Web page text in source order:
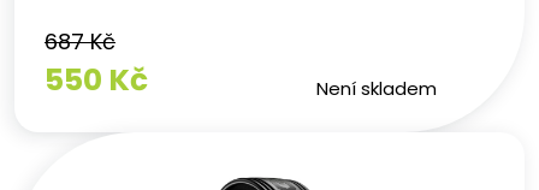
687 Kč
550 Kč Není skladem